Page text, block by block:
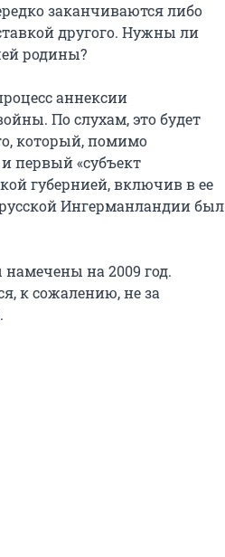
заканчиваются либо
другого. Нужны ли
родины?
аннексии
По слухам, это будет
который, помимо
первый «субъект
губернией, включив в ее
Ингерманландии был
на 2009 год.
к сожалению, не за